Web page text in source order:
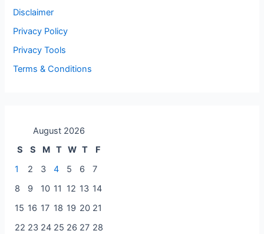
Disclaimer
Privacy Policy
Privacy Tools
Terms & Conditions
August 2026
S
S M T W T
F
1
2 3 4 5 6
7
8
9 10 11 12 13 14
15 16 17 18 19 20 21
22 23 24 25 26 27 28